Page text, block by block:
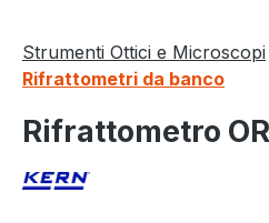
Strumenti Ottici e Microscopi
Rifrattometri da banco
Rifrattometro